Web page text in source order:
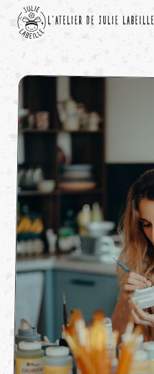
L'ATELIER DE JULIE LABEILLE